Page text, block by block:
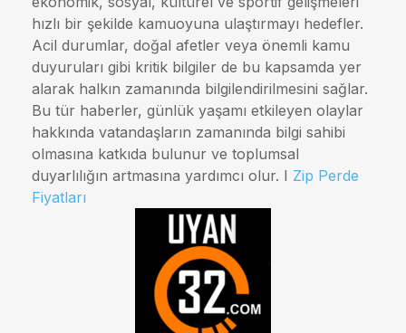
hızlı bir şekilde kamuoyuna ulaştırmayı hedefler.
Acil durumlar, doğal afetler veya önemli kamu
duyuruları gibi kritik bilgiler de bu kapsamda yer
alarak halkın zamanında bilgilendirilmesini sağlar.
Bu tür haberler, günlük yaşamı etkileyen olaylar
hakkında vatandaşların zamanında bilgi sahibi
olmasına katkıda bulunur ve toplumsal
duyarlılığın artmasına yardımcı olur. I Zip Perde
Fiyatları